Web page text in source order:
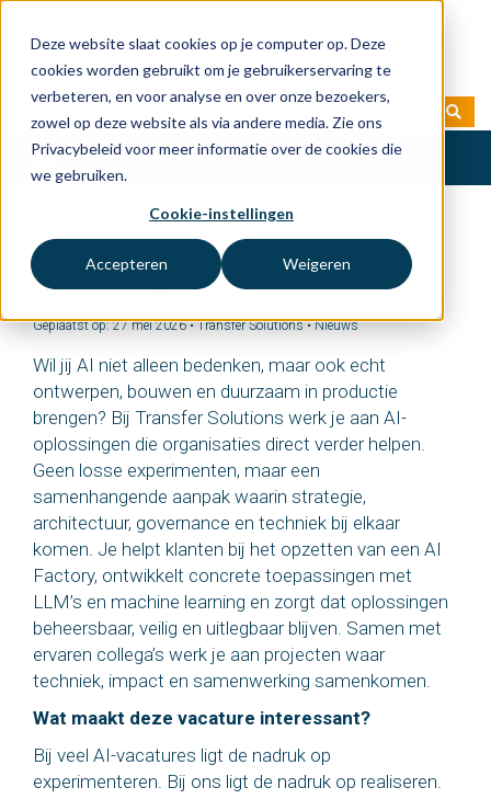
Deze website slaat cookies op je computer op. Deze
cookies worden gebruikt om je gebruikerservaring te
verbeteren, en voor analyse en over onze bezoekers,
zowel op deze website als via andere media. Zie ons
Privacybeleid voor meer informatie over de cookies die
we gebruiken.
Cookie-instellingen
Accepteren Weigeren
Toggle
navigation
»Nieuws »Vacature AI Consultant
Vacature AI Consultant
Geplaatst op: 27 mei 2026 • Transfer Solutions •Nieuws
Wil jij AI niet alleen bedenken, maar ook echt
ontwerpen, bouwen en duurzaam in productie
brengen? Bij Transfer Solutions werk je aan AI-
oplossingen die organisaties direct verder helpen.
Geen losse experimenten, maar een
samenhangende aanpak waarin strategie,
architectuur, governance en techniek bij elkaar
komen. Je helpt klanten bij het opzetten van een AI
Factory, ontwikkelt concrete toepassingen met
LLM’s en machine learning en zorgt dat oplossingen
beheersbaar, veilig en uitlegbaar blijven. Samen met
ervaren collega’s werk je aan projecten waar
techniek, impact en samenwerking samenkomen.
Wat maakt deze vacature interessant?
Bij veel AI-vacatures ligt de nadruk op
experimenteren. Bij ons ligt de nadruk op realiseren.